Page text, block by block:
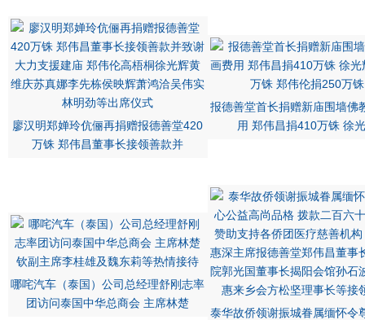
廖汉明郑婵玲伉俪再捐赠报德善堂420
万铢 郑伟昌董事长接领善款并
报德善堂首长捐赠新庙围墙佛
用 郑伟昌捐410万铢 徐
哪咤汽车（泰国）公司总经理舒刚志率
团访问泰国中华总商会 主席林楚
泰华故侨领谢振城眷属缅怀令